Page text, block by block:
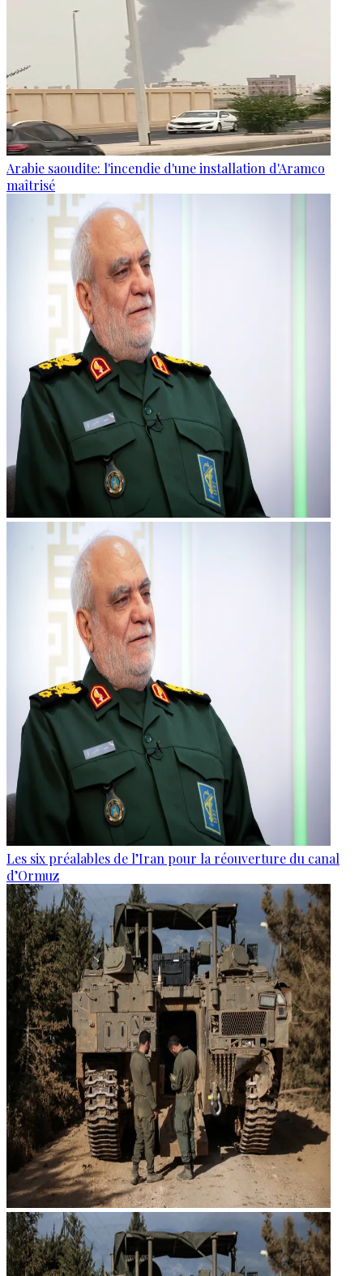
Arabie saoudite: l'incendie d'une installation d'Aramco
maîtrisé
Les six préalables de l’Iran pour la réouverture du canal
d’Ormuz